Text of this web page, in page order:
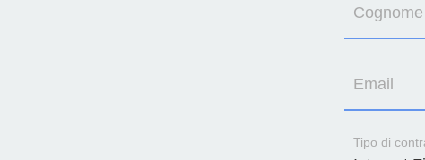
Cognome
Email
Tipo di